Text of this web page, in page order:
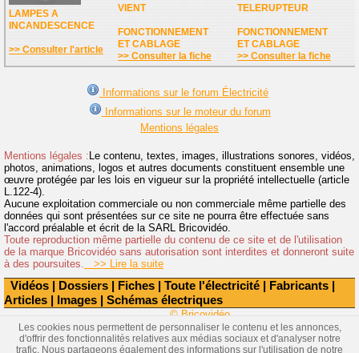
Vidéos | Dossiers | Fiches | Toute l'électricité | Fabricants |
Articles | Images | Schémas électriques
LAMPES A
INCANDESCENCE
>> Consulter l'article
VIENT
FONCTIONNEMENT
ET CABLAGE
>> Consulter la fiche
TELERUPTEUR
FONCTIONNEMENT
ET CABLAGE
>> Consulter la fiche
Informations sur le forum Électricité
Informations sur le moteur du forum
Mentions légales
Mentions légales :Le contenu, textes, images, illustrations sonores, vidéos,
photos, animations, logos et autres documents constituent ensemble une
œuvre protégée par les lois en vigueur sur la propriété intellectuelle (article
L.122-4).
Aucune exploitation commerciale ou non commerciale même partielle des
données qui sont présentées sur ce site ne pourra être effectuée sans
l'accord préalable et écrit de la SARL Bricovidéo.
Toute reproduction même partielle du contenu de ce site et de l'utilisation
de la marque Bricovidéo sans autorisation sont interdites et donneront suite
à des poursuites.
>> Lire la suite
© Bricovidéo
Les cookies nous permettent de personnaliser le contenu et les annonces,
d'offrir des fonctionnalités relatives aux médias sociaux et d'analyser notre
trafic. Nous partageons également des informations sur l'utilisation de notre